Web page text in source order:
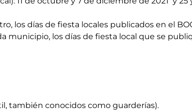
los días de fiesta locales publicados en el
municipio, los días de fiesta local que se
también conocidos como guarderías).